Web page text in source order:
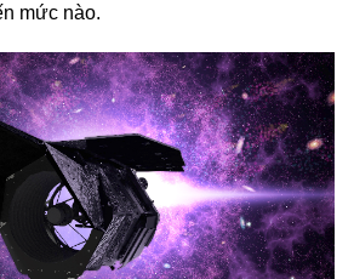
mức nào.